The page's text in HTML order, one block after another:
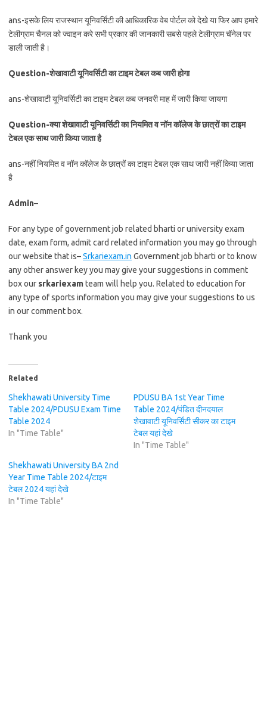
ans-इसके लिय राजस्थान यूनिवर्सिटी की आधिकारिक वेब पोर्टल को देखे या फिर आप हमारे
टेलीग्राम चैनल को ज्वाइन करे सभी प्रकार की जानकारी सबसे पहले टेलीग्राम चॅनेल पर
डाली जाती है।
Question-शेखावाटी यूनिवर्सिटी का टाइम टेबल कब जारी होगा
ans-शेखावाटी यूनिवर्सिटी का टाइम टेबल कब जनवरी माह में जारी किया जायगा
Question-क्या शेखावाटी यूनिवर्सिटी का नियमित व नॉन कॉलेज के छात्रों का टाइम
टेबल एक साथ जारी किया जाता है
ans-नहीं नियमित व नॉन कॉलेज के छात्रों का टाइम टेबल एक साथ जारी नहीं किया जाता
है
Admin–
For any type of government job related bharti or university exam
date, exam form, admit card related information you may go through
our website that is–Srkariexam.in Government job bharti or to know
any other answer key you may give your suggestions in comment
box our srkariexamteam will help you. Related to education for
any type of sports information you may give your suggestions to us
in our comment box.
Thank you
Related
Shekhawati University Time
Table 2024/PDUSU Exam Time
Table 2024
In "Time Table"
PDUSU BA 1st Year Time
Table 2024/पंडित दीनदयाल
शेखावाटी यूनिवर्सिटी सीकर का टाइम
टेबल यहां देखे
In "Time Table"
Shekhawati University BA 2nd
Year Time Table 2024/टाइम
टेबल 2024 यहां देखे
In "Time Table"